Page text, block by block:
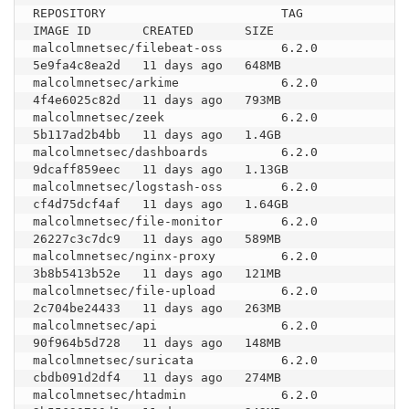
REPOSITORY                        TAG
IMAGE ID       CREATED       SIZE
malcolmnetsec/filebeat-oss        6.2.0
5e9fa4c8ea2d   11 days ago   648MB
malcolmnetsec/arkime              6.2.0
4f4e6025c82d   11 days ago   793MB
malcolmnetsec/zeek                6.2.0
5b117ad2b4bb   11 days ago   1.4GB
malcolmnetsec/dashboards          6.2.0
9dcaff859eec   11 days ago   1.13GB
malcolmnetsec/logstash-oss        6.2.0
cf4d75dcf4af   11 days ago   1.64GB
malcolmnetsec/file-monitor        6.2.0
26227c3c7dc9   11 days ago   589MB
malcolmnetsec/nginx-proxy         6.2.0
3b8b5413b52e   11 days ago   121MB
malcolmnetsec/file-upload         6.2.0
2c704be24433   11 days ago   263MB
malcolmnetsec/api                 6.2.0
90f964b5d728   11 days ago   148MB
malcolmnetsec/suricata            6.2.0
cbdb091d2df4   11 days ago   274MB
malcolmnetsec/htadmin             6.2.0